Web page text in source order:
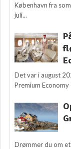
København fra
juli...
Det var i august
Premium Economy
Drømmer du om